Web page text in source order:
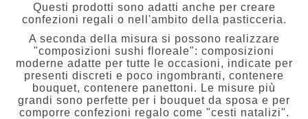
Questi prodotti sono adatti anche per creare
confezioni regali o nell'ambito della pasticceria.
A seconda della misura si possono realizzare
"composizioni sushi floreale": composizioni
moderne adatte per tutte le occasioni, indicate per
presenti discreti e poco ingombranti, contenere
bouquet, contenere panettoni. Le misure più
grandi sono perfette per i bouquet da sposa e per
comporre confezioni regalo come "cesti natalizi".